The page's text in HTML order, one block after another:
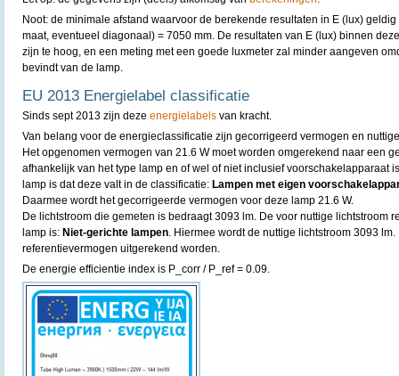
Noot: de minimale afstand waarvoor de berekende resultaten in E (lux)
maat, eventueel diagonaal) = 7050 mm. De resultaten van E (lux) binnen
zijn te hoog, en een meting met een goede luxmeter zal minder aangeven
bevindt van de lamp.
EU 2013 Energielabel classificatie
Sinds sept 2013 zijn deze energielabels van kracht.
Van belang voor de energieclassificatie zijn gecorrigeerd vermogen en
Het opgenomen vermogen van 21.6 W moet worden omgerekend naar een
afhankelijk van het type lamp en of wel of niet inclusief voorschakelapparaat
lamp is dat deze valt in de classificatie: Lampen met eigen
Daarmee wordt het gecorrigeerde vermogen voor deze lamp 21.6 W.
De lichtstroom die gemeten is bedraagt 3093 lm. De voor nuttige lichtstroom
lamp is: Niet-gerichte lampen. Hiermee wordt de nuttige lichtstroom 3093
referentievermogen uitgerekend worden.
De energie efficientie index is P_corr / P_ref = 0.09.